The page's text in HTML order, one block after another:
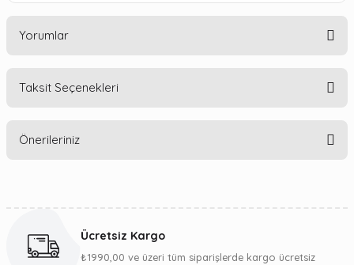
Yorumlar
Taksit Seçenekleri
Önerileriniz
Görüş ve önerileriniz için teşekkür ederiz.
Ücretsiz Kargo
₺1990,00 ve üzeri tüm siparişlerde kargo ücretsiz